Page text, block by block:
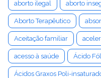
aborto ilegal aborto
Aborto Terapêutico
Aceitação familiar
acesso à saúde Ácido
Ácidos Graxos Poli-